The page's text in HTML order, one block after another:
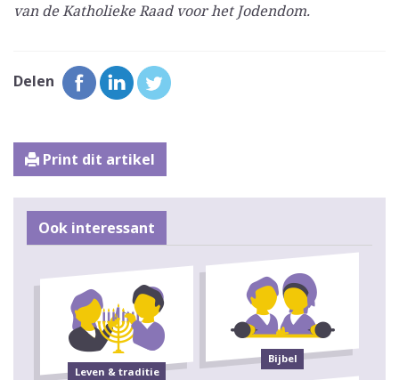
van de Katholieke Raad voor het Jodendom.
Delen
Print dit artikel
Ook interessant
Leven & traditie
Bijbel